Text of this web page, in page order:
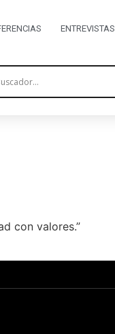
ENTREVISTAS
con valores.”